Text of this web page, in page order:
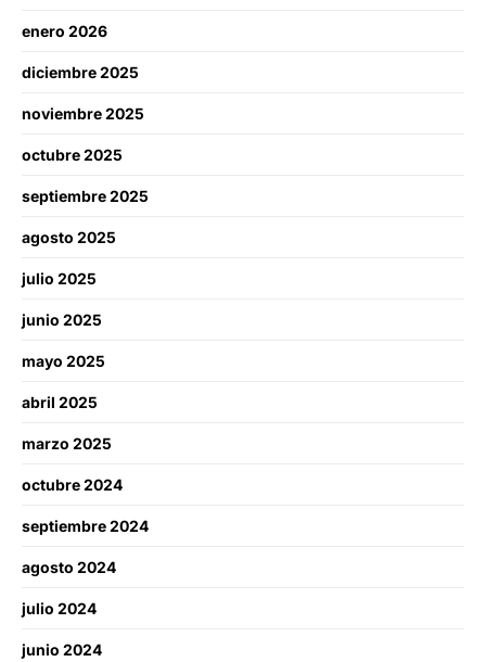
enero 2026
diciembre 2025
noviembre 2025
octubre 2025
septiembre 2025
agosto 2025
julio 2025
junio 2025
mayo 2025
abril 2025
marzo 2025
octubre 2024
septiembre 2024
agosto 2024
julio 2024
junio 2024